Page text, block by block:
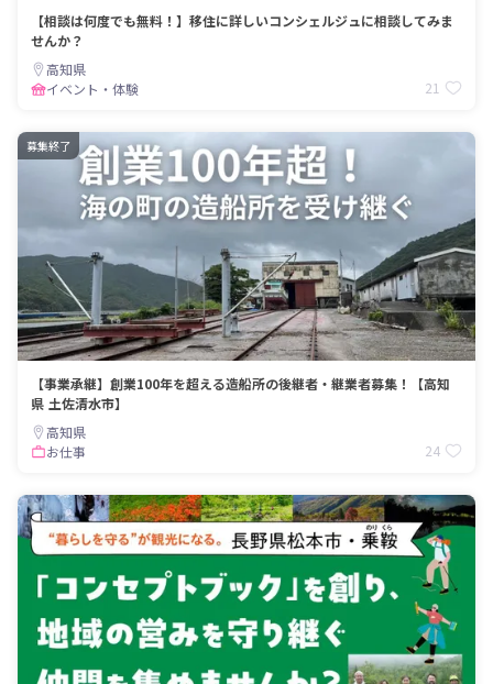
【相談は何度でも無料！】移住に詳しいコンシェルジュに相談してみま
せんか？
高知県
イベント・体験
21
募集終了
【事業承継】創業100年を超える造船所の後継者・継業者募集！【高知
県 土佐清水市】
高知県
お仕事
24